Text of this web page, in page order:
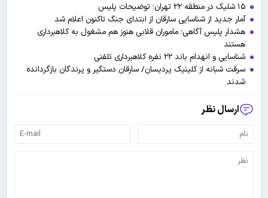
۱۵ شلیک در منطقه ۲۲ تهران‌؛ توضیحات پلیس
آمار جدید از شناسایی سارقان از ابتدای جنگ تاکنون اعلام شد
هشدار پلیس آگاهی؛ ماموران قلابی هنوز هم مشغول به کلاهبرداری
هستند
شناسایی و انهدام باند ۲۲ نفره کلاهبرداری تلفنی
سرقت شبانه از کلینیک پردیسان/ سارقان دستگیر و پرندگان بازگردانده
شدند
ارسال نظر